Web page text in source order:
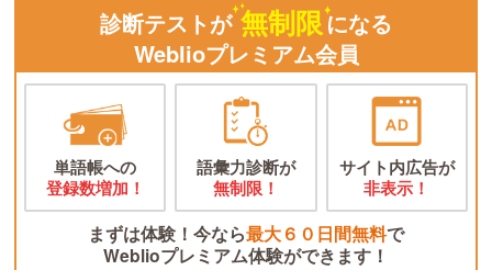
診断テストが 無制限になる
Weblioプレミアム会員
単語帳への
登録数増加！
語彙力診断が
無制限！
サイト内広告が
非表示！
まずは体験！今なら最大６０日間無料で
Weblioプレミアム体験ができます！